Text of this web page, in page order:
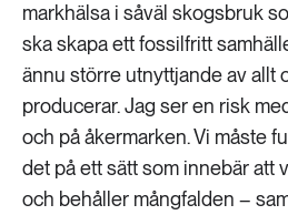
markhälsa i såväl skogsbruk
ska skapa ett fossilfritt
ännu större utnyttjande av allt
producerar. Jag ser en risk
och på åkermarken. Vi måste
det på ett sätt som innebär att
och behåller mångfalden –